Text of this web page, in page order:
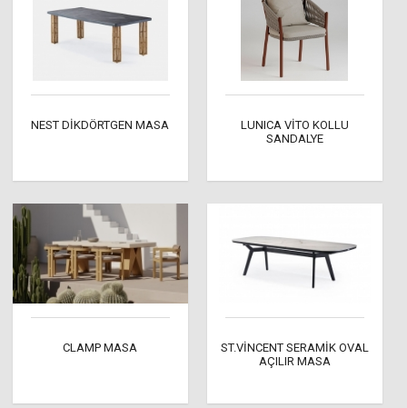
NEST DİKDÖRTGEN MASA
LUNICA VİTO KOLLU
SANDALYE
CLAMP MASA
ST.VİNCENT SERAMİK OVAL
AÇILIR MASA